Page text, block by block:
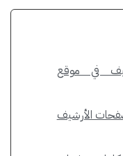
في موقع
الأرشيف